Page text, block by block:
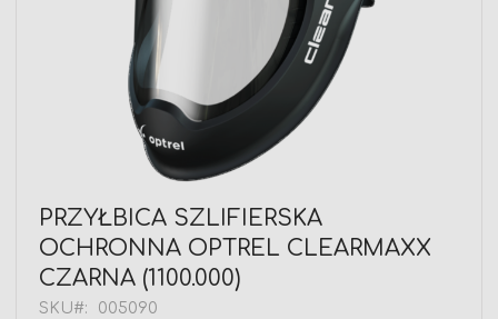
Przejdź
na
początek
galerii
PRZYŁBICA SZLIFIERSKA
OCHRONNA OPTREL CLEARMAXX
CZARNA (1100.000)
SKU 005090